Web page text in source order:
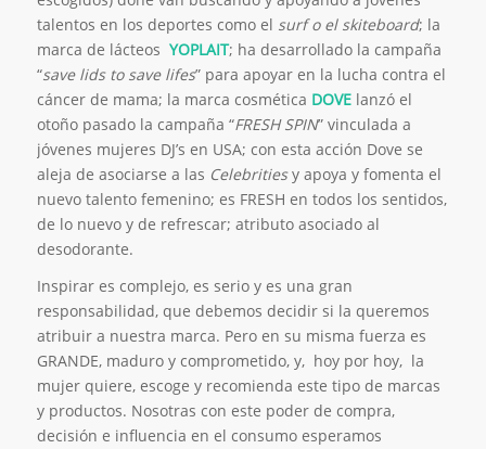
talentos en los deportes como el surf o el skiteboard; la
marca de lácteos YOPLAIT; ha desarrollado la campaña
“save lids to save lifes” para apoyar en la lucha contra el
cáncer de mama; la marca cosmética DOVElanzó el
otoño pasado la campaña “FRESH SPIN” vinculada a
jóvenes mujeres DJ’s en USA; con esta acción Dove se
aleja de asociarse a las Celebritiesy apoya y fomenta el
nuevo talento femenino; es FRESH en todos los sentidos,
de lo nuevo y de refrescar; atributo asociado al
desodorante.
Inspirar es complejo, es serio y es una gran
responsabilidad, que debemos decidir si la queremos
atribuir a nuestra marca. Pero en su misma fuerza es
GRANDE, maduro y comprometido, y, hoy por hoy, la
mujer quiere, escoge y recomienda este tipo de marcas
y productos. Nosotras con este poder de compra,
decisión e influencia en el consumo esperamos